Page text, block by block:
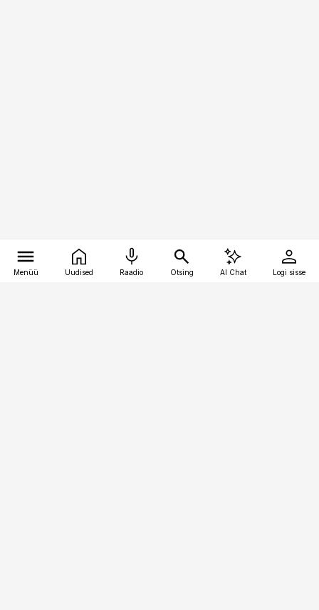
Menüü Uudised Raadio Otsing AI Chat Logi sisse